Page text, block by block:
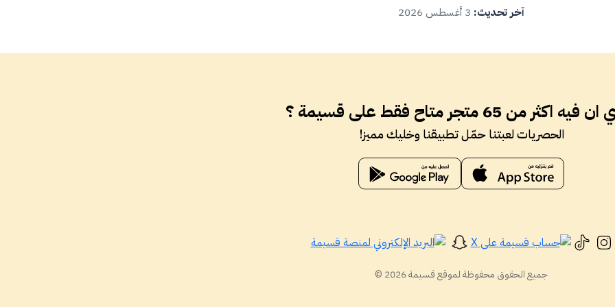
آخر تحديث:
اكثر من 65 متجر متاح فقط على قسيمة ؟
الحصريات لعبتنا حمّل تطبيقنا وخليك مميز!
جميع الحقوق محفوظة لموقع قسيمة 2026 ©